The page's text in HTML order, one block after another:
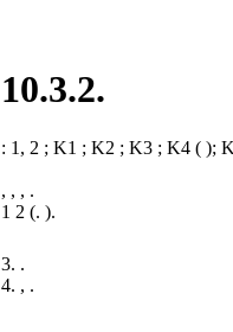
10.3.2.
: 1, 2 ; K1 ; K2 ; K3 ; K4 ( );
, , , .
1 2 (. ).
3. .
4. , .